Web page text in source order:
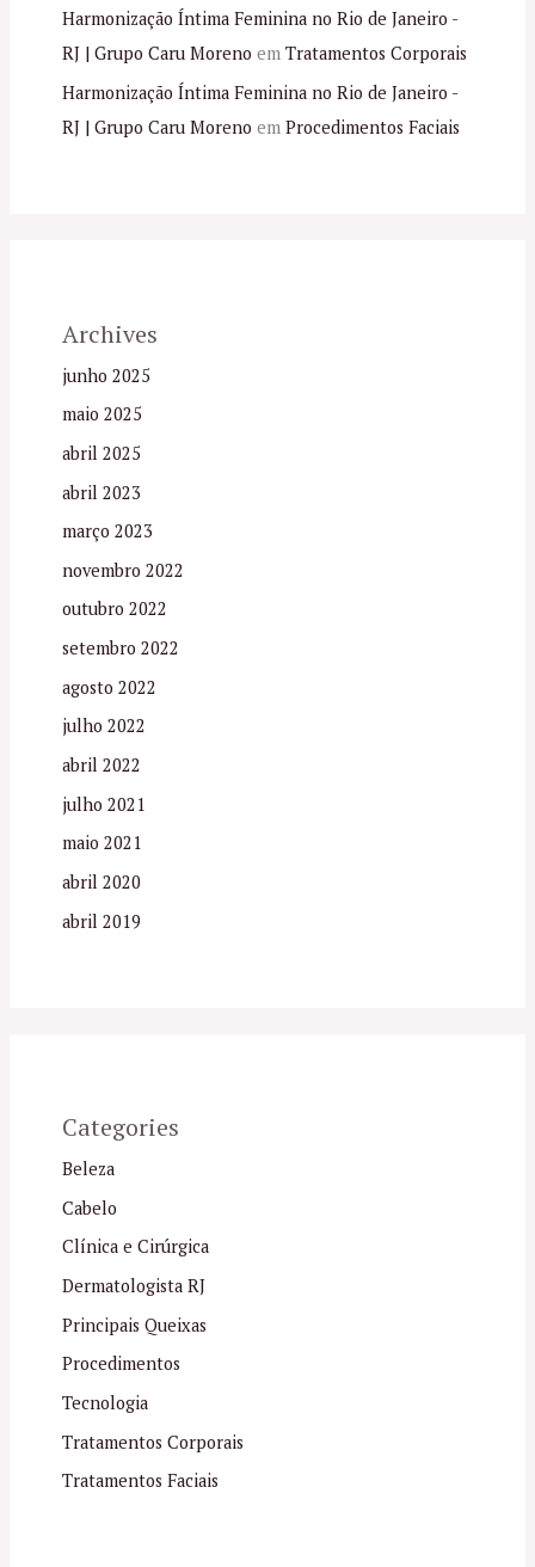
Harmonização Íntima Feminina no Rio de Janeiro -
RJ | Grupo Caru Moreno em Tratamentos Corporais
Harmonização Íntima Feminina no Rio de Janeiro -
RJ | Grupo Caru Moreno em Procedimentos Faciais
Archives
junho 2025
maio 2025
abril 2025
abril 2023
março 2023
novembro 2022
outubro 2022
setembro 2022
agosto 2022
julho 2022
abril 2022
julho 2021
maio 2021
abril 2020
abril 2019
Categories
Beleza
Cabelo
Clínica e Cirúrgica
Dermatologista RJ
Principais Queixas
Procedimentos
Tecnologia
Tratamentos Corporais
Tratamentos Faciais